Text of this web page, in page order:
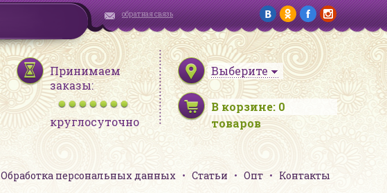
обратная связь
Принимаем
заказы:
круглосуточно
Выберите
В корзине: 0
товаров
Обработка персональных данных Статьи Опт Контакты